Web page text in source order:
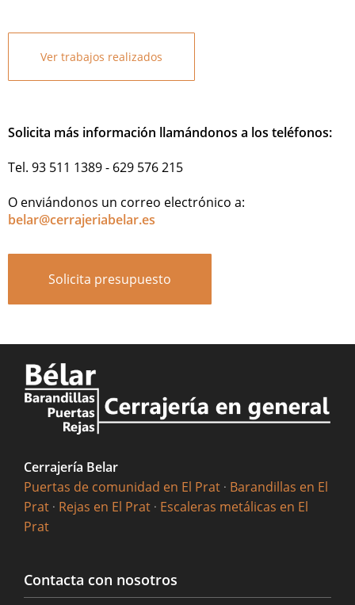
Ver trabajos realizados
Solicita más información llamándonos a los teléfonos:
Tel. 93 511 1389 - 629 576 215
O enviándonos un correo electrónico a:
belar@cerrajeriabelar.es
Solicita presupuesto
Cerrajería Belar
Puertas de comunidad en El Prat · Barandillas en El
Prat · Rejas en El Prat · Escaleras metálicas en El
Prat
Contacta con nosotros